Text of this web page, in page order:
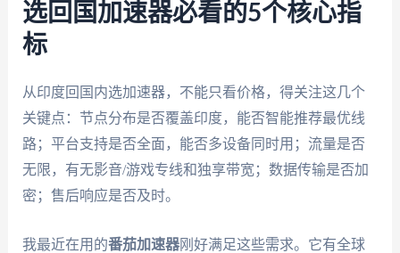
选回国加速器必看的5个核心指
标
从印度回国内选加速器，不能只看价格，得关注这几个
关键点：节点分布是否覆盖印度，能否智能推荐最优线
路；平台支持是否全面，能否多设备同时用；流量是否
无限，有无影音/游戏专线和独享带宽；数据传输是否加
密；售后响应是否及时。
我最近在用的番茄加速器刚好满足这些需求。它有全球